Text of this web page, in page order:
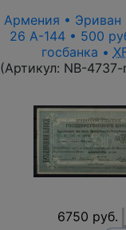
Армения • Эриван
26 A-144 • 500
госбанка •
(Артикул: NB-4737-
6750 руб.